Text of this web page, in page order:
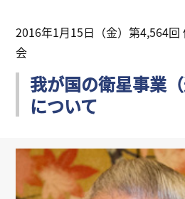
歴史
特徴
理事・役員・委員会
リンク
会員専用ページ
2016年1月15日（金）第4,564回
会
我が国の衛星事業（
について